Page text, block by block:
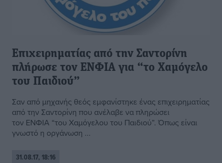
Επιχειρηματίας από την Σαντορίνη
πλήρωσε τον ΕΝΦΙΑ για “το Χαμόγελο
του Παιδιού”
Σαν από μηχανής θεός εμφανίστηκε ένας επιχειρηματίας
από την Σαντορίνη που ανέλαβε να πληρώσει
τον ΕΝΦΙΑ “του Χαμόγελου του Παιδιού”. Όπως είναι
γνωστό η οργάνωση ...
31.08.17, 18:16